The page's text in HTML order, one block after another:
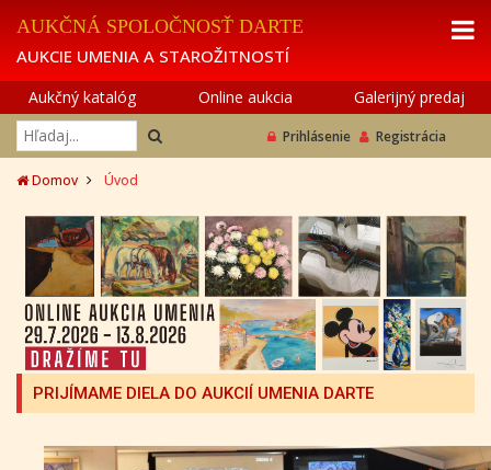
AUKČNÁ SPOLOČNOSŤ DARTE
AUKCIE UMENIA A STAROŽITNOSTÍ
Aukčný katalóg Online aukcia Galerijný predaj
Prihlásenie Registrácia
Domov Úvod
PRIJÍMAME DIELA DO AUKCIÍ UMENIA DARTE